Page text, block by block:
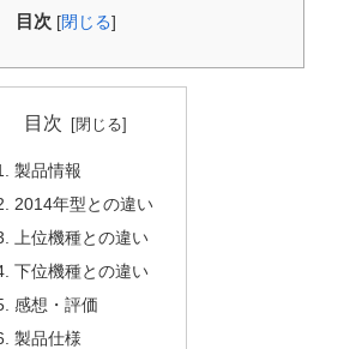
目次 [閉じる]
目次
製品情報
2014年型との違い
上位機種との違い
下位機種との違い
感想・評価
製品仕様